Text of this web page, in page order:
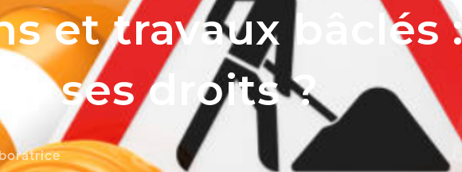
et travaux bâclés
ses droits ?